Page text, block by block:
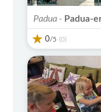
Padua - Padua-
0/5 (0)